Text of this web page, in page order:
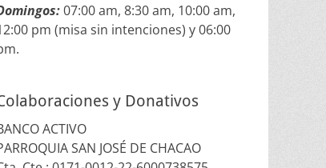
07:00 am, 8:30 am, 10:00 am,
pm (misa sin intenciones) y 06:00
y Donativos
ACTIVO
SAN JOSÉ DE CHACAO